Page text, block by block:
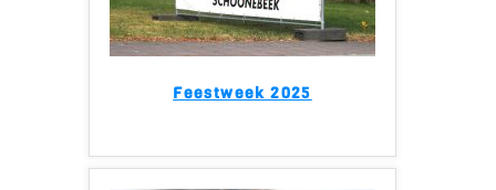
Feestweek 2025